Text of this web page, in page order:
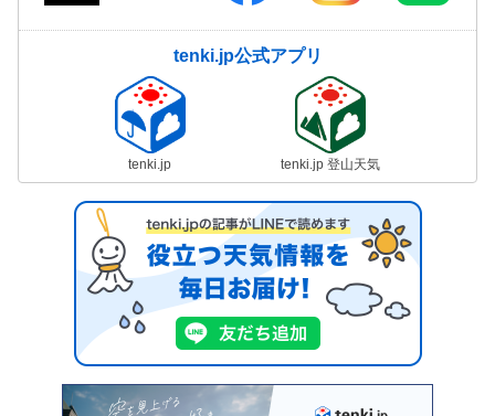
tenki.jp公式アプリ
tenki.jp tenki.jp 登山天気